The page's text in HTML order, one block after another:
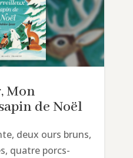
Mon
de Noël
deux ours bruns,
quatre porcs-